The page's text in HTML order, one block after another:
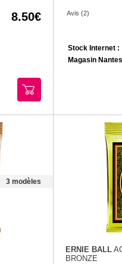
8.50 Avis (2)
Stock Internet :
Magasin
3 modèles
ERNIE BALL
BRONZE